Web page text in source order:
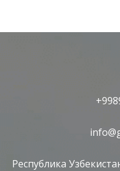
Республика